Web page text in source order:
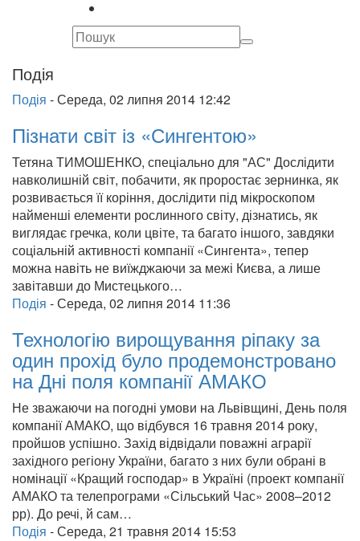
Подія
Подія -Середа, 02 липня 2014 12:42
Пізнати світ із «Сингентою»
Тетяна ТИМОШЕНКО, спеціально для "АС" Дослідити
навколишній світ, побачити, як проростає зернинка, як
розвивається її коріння, дослідити під мікроскопом
найменші елементи рослинного світу, дізнатись, як
виглядає гречка, коли цвіте, та багато іншого, завдяки
соціальній активності компанії «Сингента», тепер
можна навіть не виїжджаючи за межі Києва, а лише
завітавши до Мистецького…
Подія -Середа, 02 липня 2014 11:36
Технологію вирощування ріпаку за
один прохід було продемонстровано
на Дні поля компанії АМАКО
Не зважаючи на погодні умови на Львівщині, День поля
компанії АМАКО, що відбувся 16 травня 2014 року,
пройшов успішно. Захід відвідали поважні аграрії
західного регіону України, багато з них були обрані в
номінації «Кращий господар» в Україні (проект компанії
АМАКО та телепрограми «Сільський Час» 2008–2012
рр). До речі, й сам…
Подія -Середа, 21 травня 2014 15:53